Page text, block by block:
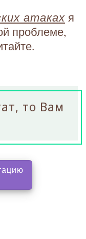
атаках я
проблеме,
то Вам
на